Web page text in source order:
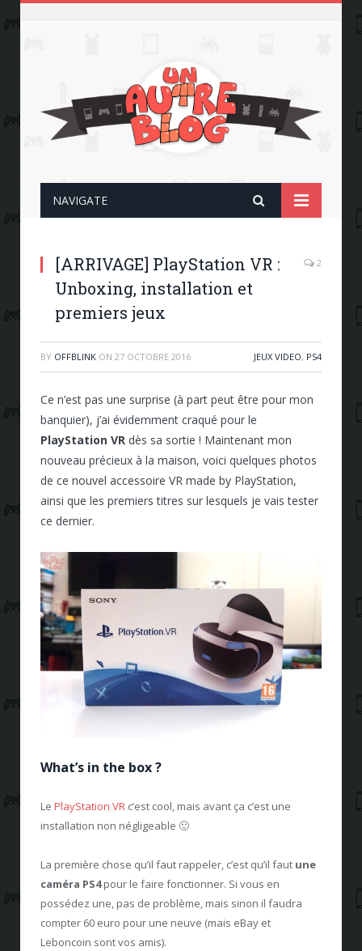
NAVIGATE
[ARRIVAGE] PlayStation VR :
Unboxing, installation et
premiers jeux
2
BY OFFBLINK ON 27 OCTOBRE 2016 JEUX VIDEO, PS4
Ce n’est pas une surprise (à part peut être pour mon
banquier), j’ai évidemment craqué pour le
PlayStation VR dès sa sortie ! Maintenant mon
nouveau précieux à la maison, voici quelques photos
de ce nouvel accessoire VR made by PlayStation,
ainsi que les premiers titres sur lesquels je vais tester
ce dernier.
What’s in the box ?
Le PlayStation VR c’est cool, mais avant ça c’est une
installation non négligeable 🙂
La première chose qu’il faut rappeler, c’est qu’il faut une
caméra PS4pour le faire fonctionner. Si vous en
possédez une, pas de problème, mais sinon il faudra
compter 60 euro pour une neuve (mais eBay et
Leboncoin sont vos amis).